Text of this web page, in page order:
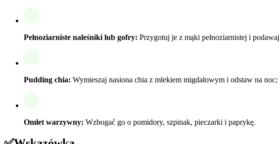
Pełnoziarniste naleśniki lub gofry: Przygotuj je z mąki pełnoziarnistej i
Pudding chia: Wymieszaj nasiona chia z mlekiem migdałowym i odstaw na
Omlet warzywny: Wzbogać go o pomidory, szpinak, pieczarki i paprykę.